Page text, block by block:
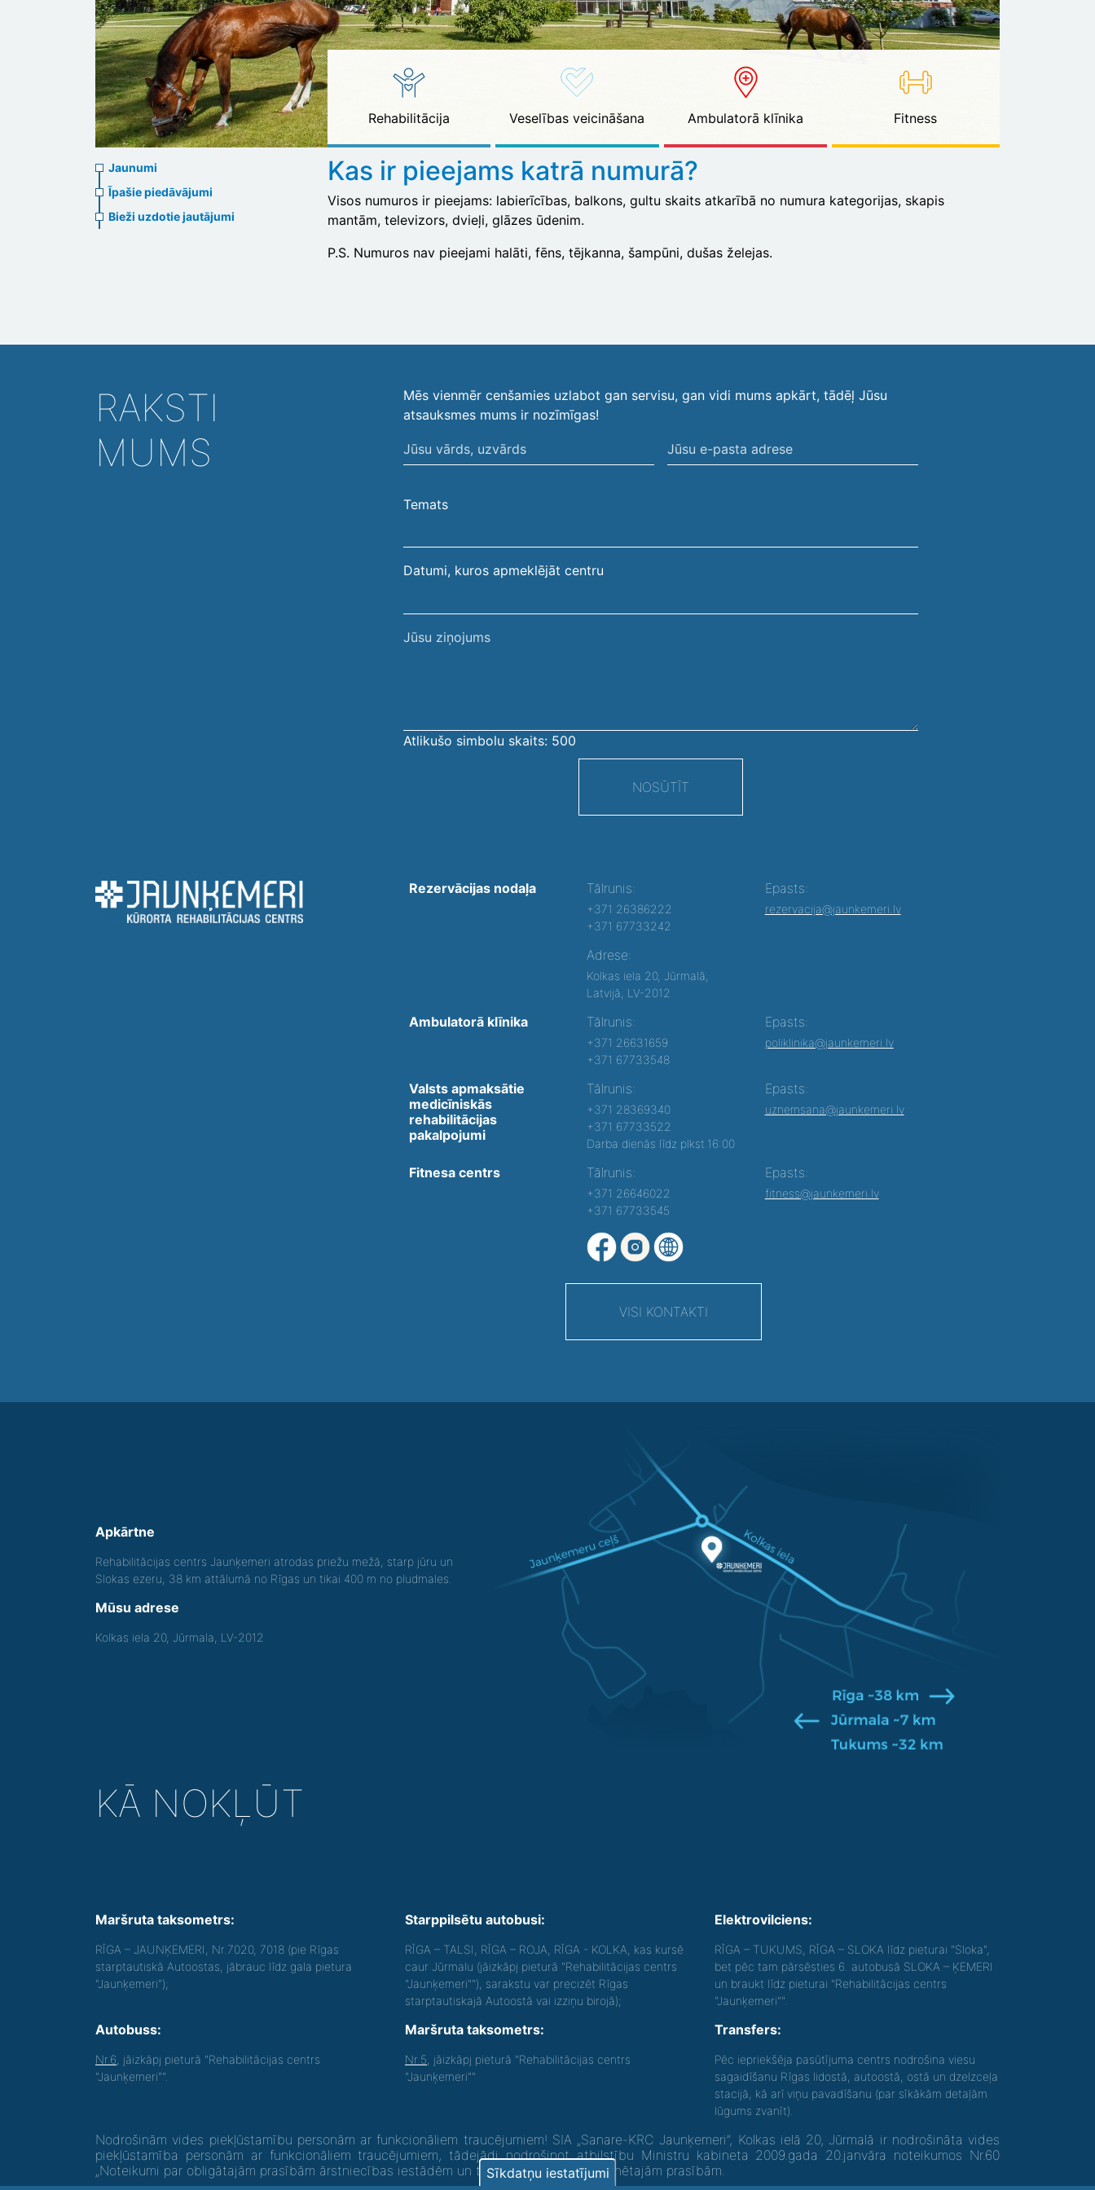
Rehabilitācija Veselības veicināšana Ambulatorā klīnika Fitness
News
menu
Jaunumi
Īpašie piedāvājumi
Bieži uzdotie jautājumi
Kas ir pieejams katrā numurā?
Visos numuros ir pieejams: labierīcības, balkons, gultu skaits atkarībā no numura kategorijas, skapis
mantām, televizors, dvieļi, glāzes ūdenim.
P.S. Numuros nav pieejami halāti, fēns, tējkanna, šampūni, dušas želejas.
RAKSTI
MUMS
Mēs vienmēr cenšamies uzlabot gan servisu, gan vidi mums apkārt, tādēļ Jūsu
atsauksmes mums ir nozīmīgas!
Jūsu
vārds,
Jūsu
e-
Temats
Datumi, kuros apmeklējāt centru
Jūsu
Atlikušo simbolu skaits: 500
NOSŪTĪT
Rezervācijas nodaļa Tālrunis:
+371 26386222
+371 67733242
Adrese:
Kolkas iela 20, Jūrmalā,
Latvijā, LV-2012
Epasts:
rezervacija@jaunkemeri.lv
Ambulatorā klīnika Tālrunis:
+371 26631659
+371 67733548
Epasts:
poliklinika@jaunkemeri.lv
Valsts apmaksātie
medicīniskās
rehabilitācijas
pakalpojumi
Tālrunis:
+371 28369340
+371 67733522
Darba dienās līdz plkst.16:00
Epasts:
uznemsana@jaunkemeri.lv
Fitnesa centrs Tālrunis:
+371 26646022
+371 67733545
Epasts:
fitness@jaunkemeri.lv
VISI KONTAKTI
Apkārtne
Rehabilitācijas centrs Jaunķemeri atrodas priežu mežā, starp jūru un
Slokas ezeru, 38 km attālumā no Rīgas un tikai 400 m no pludmales.
Mūsu adrese
Kolkas iela 20, Jūrmala, LV-2012
KĀ NOKĻŪT
Maršruta taksometrs:
RĪGA – JAUNĶEMERI, Nr.7020, 7018 (pie Rīgas
starptautiskā Autoostas, jābrauc līdz gala pietura
"Jaunķemeri");
Starppilsētu autobusi:
RĪGA – TALSI, RĪGA – ROJA, RĪGA - KOLKA, kas kursē
caur Jūrmalu (jāizkāpj pieturā "Rehabilitācijas centrs
"Jaunķemeri""), sarakstu var precizēt Rīgas
starptautiskajā Autoostā vai izziņu birojā);
Elektrovilciens:
RĪGA – TUKUMS, RĪGA – SLOKA līdz pieturai "Sloka",
bet pēc tam pārsēsties 6. autobusā SLOKA – ĶEMERI
un braukt līdz pieturai "Rehabilitācijas centrs
"Jaunķemeri"".
Autobuss:
Nr.6 , jāizkāpj pieturā "Rehabilitācijas centrs
"Jaunķemeri"".
Maršruta taksometrs:
Nr.5 , jāizkāpj pieturā "Rehabilitācijas centrs
"Jaunķemeri""
Transfers:
Pēc iepriekšēja pasūtījuma centrs nodrošina viesu
sagaidīšanu Rīgas lidostā, autoostā, ostā un dzelzceļa
stacijā, kā arī viņu pavadīšanu (par sīkākām detaļām
lūgums zvanīt).
Nodrošinām vides piekļūstamību personām ar funkcionāliem traucējumiem! SIA „Sanare-KRC Jaunķemeri”, Kolkas ielā 20, Jūrmalā ir nodrošināta vides
piekļūstamība personām ar funkcionāliem traucējumiem, tādejādi nodrošinot atbilstību Ministru kabineta 2009.gada 20.janvāra noteikumos Nr.60
„Noteikumi par obligātajām prasībām ārstniecības iestādēm un to struktūrvienībām” minētajām prasībām.
Sīkdatņu iestatījumi